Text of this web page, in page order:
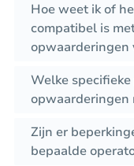
Hoe weet ik of
compatibel is
opwaarderingen
Welke
opwaarderingen
Zijn er
bepaalde